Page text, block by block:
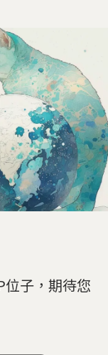
位子，期待您